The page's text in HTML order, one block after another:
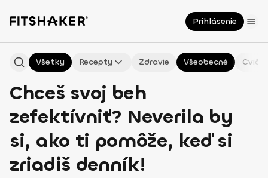
Prihlásenie
Všetky Recepty Zdravie Všeobecné
Chceš svoj beh
zefektívniť? Neverila by
si, ako ti pomôže, keď si
zriadiš denník!